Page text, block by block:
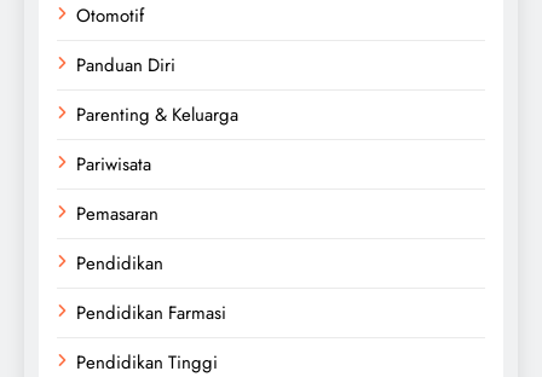
Otomotif
Panduan Diri
Parenting & Keluarga
Pariwisata
Pemasaran
Pendidikan
Pendidikan Farmasi
Pendidikan Tinggi